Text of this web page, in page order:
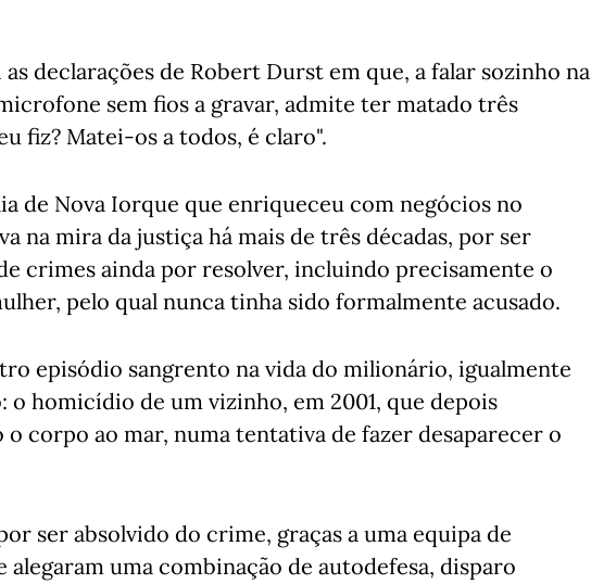
declarações de Robert Durst em que, a falar sozinho na
sem fios a gravar, admite ter matado três
fiz? Matei-os a todos, é claro".
de Nova Iorque que enriqueceu com negócios no
na mira da justiça há mais de três décadas, por ser
crimes ainda por resolver, incluindo precisamente o
pelo qual nunca tinha sido formalmente acusado.
episódio sangrento na vida do milionário, igualmente
o homicídio de um vizinho, em 2001, que depois
corpo ao mar, numa tentativa de fazer desaparecer o
ser absolvido do crime, graças a uma equipa de
alegaram uma combinação de autodefesa, disparo